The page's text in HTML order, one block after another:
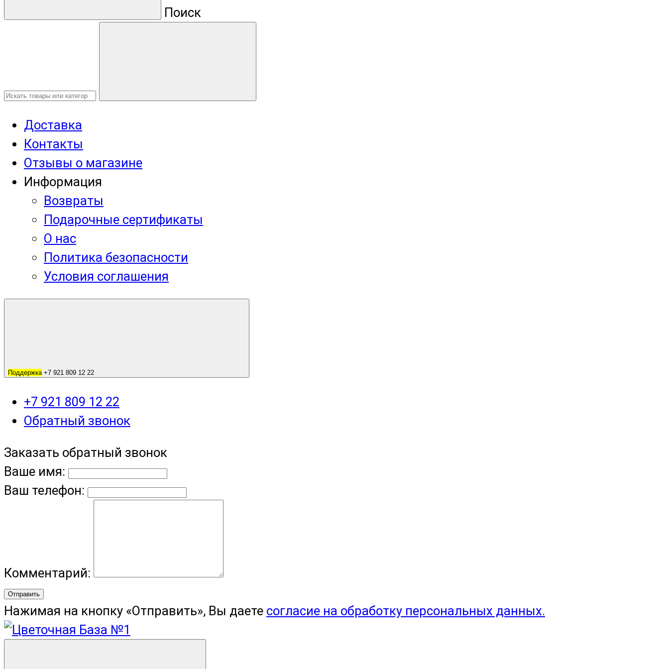
Поиск
Доставка
Контакты
Отзывы о магазине
Информация
Возвраты
Подарочные сертификаты
О нас
Политика безопасности
Условия соглашения
Поддержка +7 921 809 12 22
+7 921 809 12 22
Обратный звонок
Заказать обратный звонок
Ваше имя:
Ваш телефон:
Комментарий:
Отправить
Нажимая на кнопку «Отправить», Вы даете согласие на обработку персональных данных.